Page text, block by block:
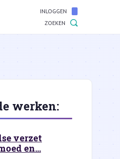
INLOGGEN
ZOEKEN
werken:
verzet
en...